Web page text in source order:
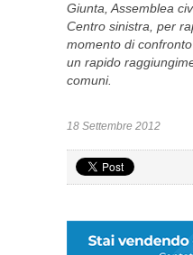
Giunta, Assemblea
Centro sinistra, per
momento di
un rapido
comuni.
18 Settembre 2012